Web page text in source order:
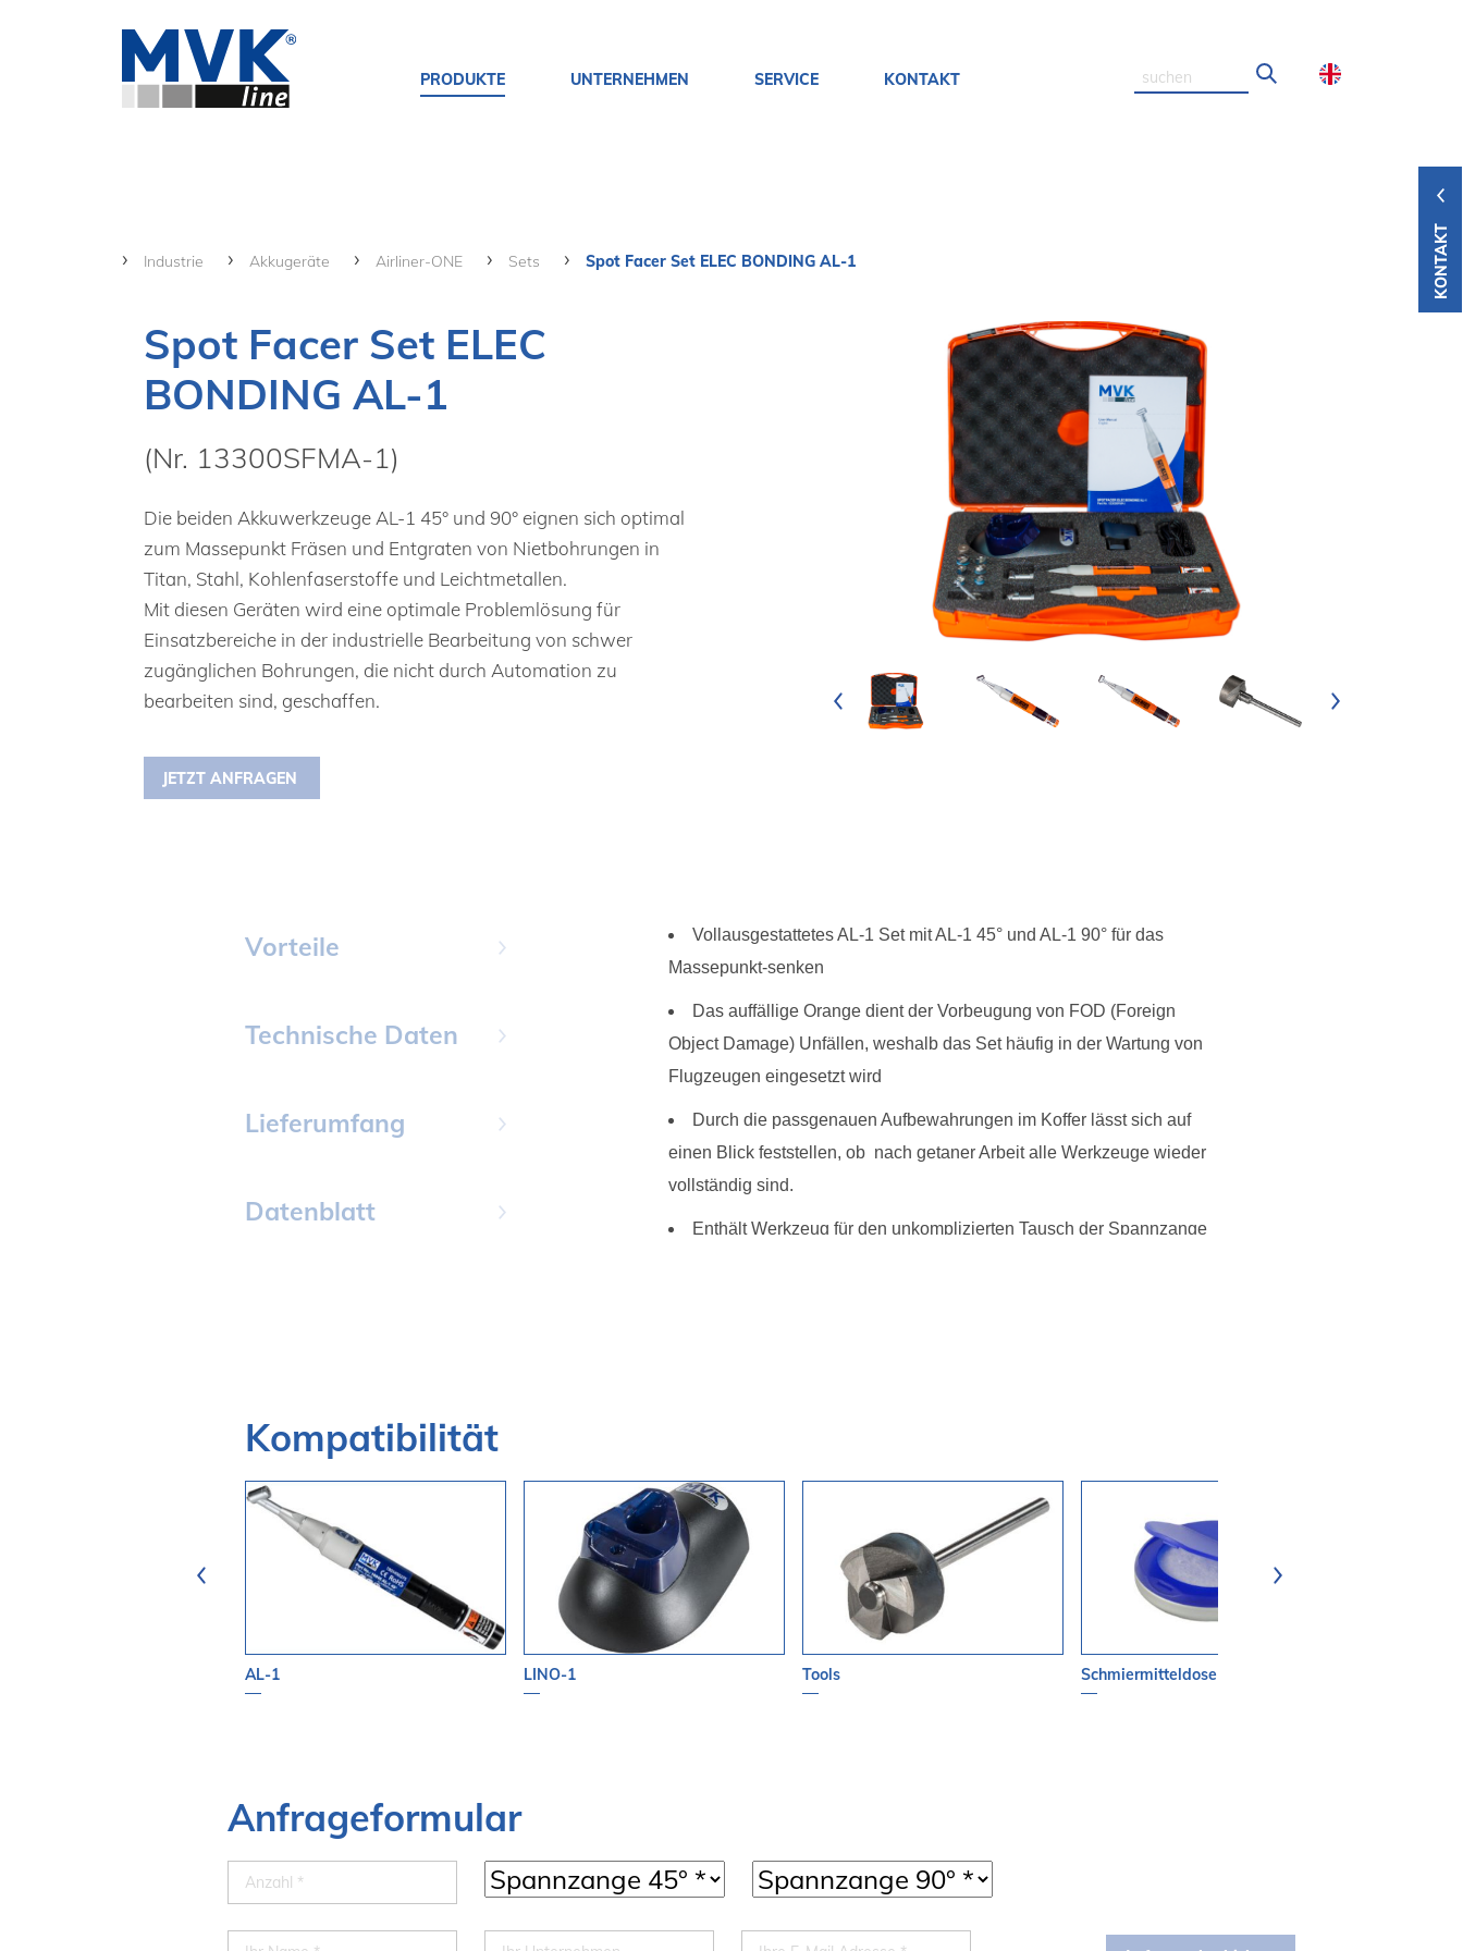
PRODUKTE UNTERNEHMEN SERVICE KONTAKT
Industrie Akkugeräte Airliner-ONE Sets Spot Facer Set ELEC BONDING AL-1
Spot Facer Set ELEC
BONDING AL-1
(Nr. 13300SFMA-1)
Die beiden Akkuwerkzeuge AL-1 45° und 90° eignen sich optimal
zum Massepunkt Fräsen und Entgraten von Nietbohrungen in
Titan, Stahl, Kohlenfaserstoffe und Leichtmetallen.
Mit diesen Geräten wird eine optimale Problemlösung für
Einsatzbereiche in der industrielle Bearbeitung von schwer
zugänglichen Bohrungen, die nicht durch Automation zu
bearbeiten sind, geschaffen.
JETZT ANFRAGEN
Vorteile
Technische Daten
Lieferumfang
Datenblatt
Vollausgestattetes AL-1 Set mit AL-1 45° und AL-1 90° für das
Massepunkt-senken
Das auffällige Orange dient der Vorbeugung von FOD (Foreign
Object Damage) Unfällen, weshalb das Set häufig in der Wartung von
Flugzeugen eingesetzt wird
Durch die passgenauen Aufbewahrungen im Koffer lässt sich auf
einen Blick feststellen, ob nach getaner Arbeit alle Werkzeuge wieder
vollständig sind.
Enthält Werkzeug für den unkomplizierten Tausch der Spannzange
Kompatibilität
AL-1 LINO-1 Tools Schmiermitteldose
Anfrageformular
KONTAKT